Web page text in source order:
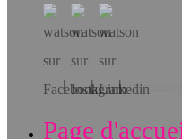
Page